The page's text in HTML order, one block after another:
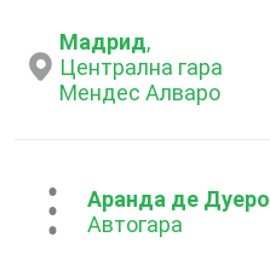
Мадрид,
Централна гара
Мендес Алваро
...Аранда де Дуеро
Автогара